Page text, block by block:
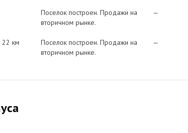
Поселок построен. Продажи на
вторичном рынке.
—
22 км
Поселок построен. Продажи на
вторичном рынке.
—